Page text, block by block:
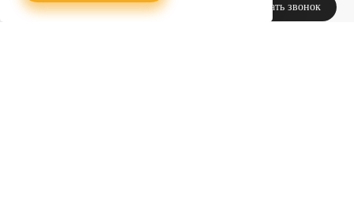
Агротехнологии
Лен
Заказать звонок